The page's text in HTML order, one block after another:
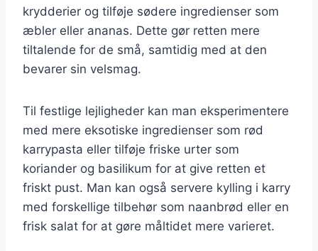
krydderier og tilføje sødere ingredienser som
æbler eller ananas. Dette gør retten mere
tiltalende for de små, samtidig med at den
bevarer sin velsmag.
Til festlige lejligheder kan man eksperimentere
med mere eksotiske ingredienser som rød
karrypasta eller tilføje friske urter som
koriander og basilikum for at give retten et
friskt pust. Man kan også servere kylling i karry
med forskellige tilbehør som naanbrød eller en
frisk salat for at gøre måltidet mere varieret.